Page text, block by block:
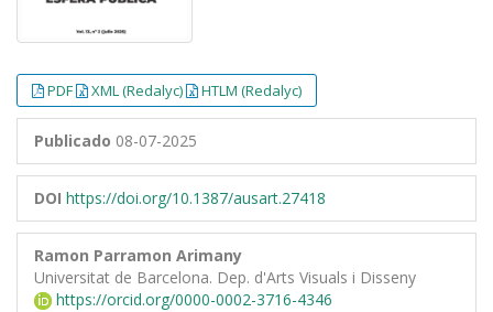
PDF XML (Redalyc) HTLM (Redalyc)
Publicado 08-07-2025
DOI https://doi.org/10.1387/ausart.27418
Ramon Parramon Arimany
Universitat de Barcelona. Dep. d'Arts Visuals i Disseny
https://orcid.org/0000-0002-3716-4346